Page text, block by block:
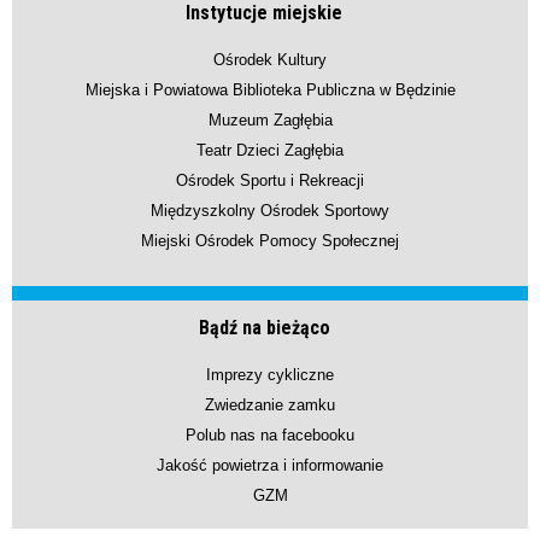
Instytucje miejskie
Ośrodek Kultury
Miejska i Powiatowa Biblioteka Publiczna w Będzinie
Muzeum Zagłębia
Teatr Dzieci Zagłębia
Ośrodek Sportu i Rekreacji
Międzyszkolny Ośrodek Sportowy
Miejski Ośrodek Pomocy Społecznej
Bądź na bieżąco
Imprezy cykliczne
Zwiedzanie zamku
Polub nas na facebooku
Jakość powietrza i informowanie
GZM